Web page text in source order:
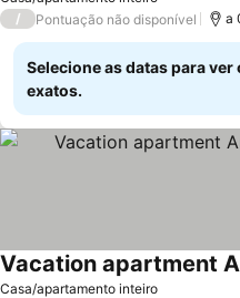
/ Pontuação não disponível a
Selecione as datas para ver
exatos.
Casa/apartamento inteiro